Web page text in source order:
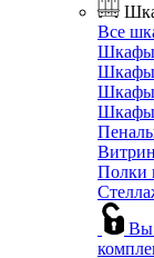
Все
Шкафы
Шкафы
Полки
Вы